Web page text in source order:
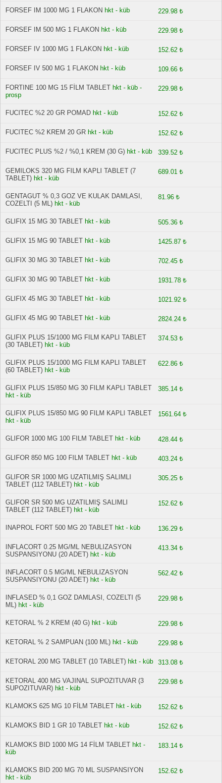
FORSEF IM 1000 MG 1 FLAKON hkt - küb 229.98 ₺
FORSEF IM 500 MG 1 FLAKON hkt - küb 229.98 ₺
FORSEF IV 1000 MG 1 FLAKON hkt - küb 152.62 ₺
FORSEF IV 500 MG 1 FLAKON hkt - küb 109.66 ₺
FORTINE 100 MG 15 FİLM TABLET hkt - küb -
prosp
229.98 ₺
FUCITEC %2 20 GR POMAD hkt - küb 152.62 ₺
FUCITEC %2 KREM 20 GR hkt - küb 152.62 ₺
FUCITEC PLUS %2 / %0,1 KREM (30 G) hkt - küb 339.52 ₺
GEMILOKS 320 MG FILM KAPLI TABLET (7
TABLET) hkt - küb
689.01 ₺
GENTAGUT % 0,3 GOZ VE KULAK DAMLASI,
COZELTI (5 ML) hkt - küb
81.96 ₺
GLIFIX 15 MG 30 TABLET hkt - küb 505.36 ₺
GLIFIX 15 MG 90 TABLET hkt - küb 1425.87 ₺
GLIFIX 30 MG 30 TABLET hkt - küb 702.45 ₺
GLIFIX 30 MG 90 TABLET hkt - küb 1931.78 ₺
GLIFIX 45 MG 30 TABLET hkt - küb 1021.92 ₺
GLIFIX 45 MG 90 TABLET hkt - küb 2824.24 ₺
GLIFIX PLUS 15/1000 MG FILM KAPLI TABLET
(30 TABLET) hkt - küb
374.53 ₺
GLIFIX PLUS 15/1000 MG FILM KAPLI TABLET
(60 TABLET) hkt - küb
622.86 ₺
GLIFIX PLUS 15/850 MG 30 FILM KAPLI TABLET
hkt - küb
385.14 ₺
GLIFIX PLUS 15/850 MG 90 FILM KAPLI TABLET
hkt - küb
1561.64 ₺
GLIFOR 1000 MG 100 FILM TABLET hkt - küb 428.44 ₺
GLIFOR 850 MG 100 FILM TABLET hkt - küb 403.24 ₺
GLIFOR SR 1000 MG UZATILMIŞ SALIMLI
TABLET (112 TABLET) hkt - küb
305.25 ₺
GLIFOR SR 500 MG UZATILMIŞ SALIMLI
TABLET (112 TABLET) hkt - küb
152.62 ₺
INAPROL FORT 500 MG 20 TABLET hkt - küb 136.29 ₺
INFLACORT 0.25 MG/ML NEBULIZASYON
SUSPANSIYONU (20 ADET) hkt - küb
413.34 ₺
INFLACORT 0.5 MG/ML NEBULIZASYON
SUSPANSIYONU (20 ADET) hkt - küb
562.42 ₺
INFLASED % 0,1 GOZ DAMLASI, COZELTI (5
ML) hkt - küb
229.98 ₺
KETORAL % 2 KREM (40 G) hkt - küb 229.98 ₺
KETORAL % 2 SAMPUAN (100 ML) hkt - küb 229.98 ₺
KETORAL 200 MG TABLET (10 TABLET) hkt - küb 313.08 ₺
KETORAL 400 MG VAJINAL SUPOZITUVAR (3
SUPOZITUVAR) hkt - küb
229.98 ₺
KLAMOKS 625 MG 10 FİLM TABLET hkt - küb 152.62 ₺
KLAMOKS BID 1 GR 10 TABLET hkt - küb 152.62 ₺
KLAMOKS BID 1000 MG 14 FİLM TABLET hkt -
küb
183.14 ₺
KLAMOKS BID 200 MG 70 ML SUSPANSIYON
hkt - küb
152.62 ₺